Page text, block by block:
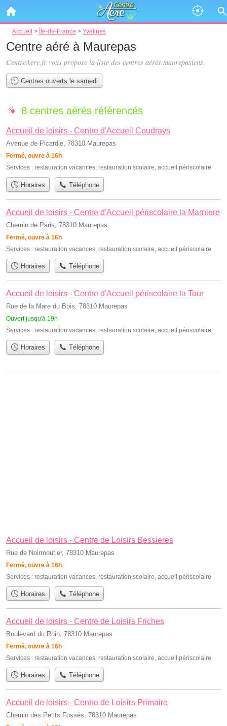
Accueil > Île-de-France > Yvelines
Centre aéré à Maurepas
CentreAere.fr vous propose la liste des centres aérés maurepasiens.
Centres ouverts le samedi
8 centres aérés référencés
Accueil de loisirs - Centre d'Accueil Coudrays
Avenue de Picardie, 78310 Maurepas
Fermé, ouvre à 16h
Services : restauration vacances, restauration scolaire, accueil périscolaire
Horaires Téléphone
Accueil de loisirs - Centre d'Accueil périscolaire la Marniere
Chemin de Paris, 78310 Maurepas
Fermé, ouvre à 16h
Services : restauration vacances restauration scolaire accueil périscolaire
Horaires Téléphone
Accueil de loisirs - Centre d'Accueil périscolaire la Tour
Rue de la Mare du Bois, 78310 Maurepas
Ouvert jusqu'à 19h
Services : restauration vacances, restauration scolaire, accueil périscolaire
Horaires Téléphone
Accueil de loisirs - Centre de Loisirs Bessieres
Rue de Noirmoutier, 78310 Maurepas
Fermé, ouvre à 16h
Services : restauration vacances restauration scolaire accueil périscolaire
Horaires Téléphone
Accueil de loisirs - Centre de Loisirs Friches
Boulevard du Rhin, 78310 Maurepas
Fermé, ouvre à 16h
Services : restauration vacances, restauration scolaire, accueil périscolaire
Horaires Téléphone
Accueil de loisirs - Centre de Loisirs Primaire
Chemin des Petits Fossés, 78310 Maurepas